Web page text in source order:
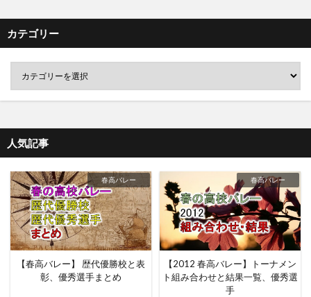
カテゴリー
人気記事
春高バレー
【春高バレー】 歴代優勝校と表
彰、優秀選手まとめ
春高バレー
【2012 春高バレー】トーナメン
ト組み合わせと結果一覧、優秀選
手